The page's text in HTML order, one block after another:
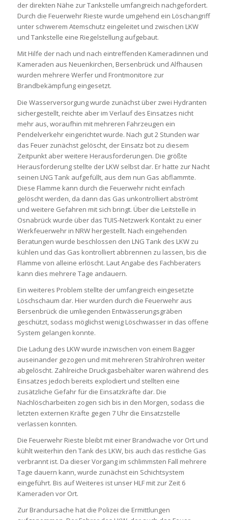
der direkten Nähe zur Tankstelle umfangreich nachgefordert.
Durch die Feuerwehr Rieste wurde umgehend ein Löschangriff
unter schwerem Atemschutz eingeleitet und zwischen LKW
und Tankstelle eine Riegelstellung aufgebaut.
Mit Hilfe der nach und nach eintreffenden Kameradinnen und
Kameraden aus Neuenkirchen, Bersenbrück und Alfhausen
wurden mehrere Werfer und Frontmonitore zur
Brandbekämpfung eingesetzt.
Die Wasserversorgung wurde zunächst über zwei Hydranten
sichergestellt, reichte aber im Verlauf des Einsatzes nicht
mehr aus, woraufhin mit mehreren Fahrzeugen ein
Pendelverkehr eingerichtet wurde. Nach gut 2 Stunden war
das Feuer zunächst gelöscht, der Einsatz bot zu diesem
Zeitpunkt aber weitere Herausforderungen. Die größte
Herausforderung stellte der LKW selbst dar. Er hatte zur Nacht
seinen LNG Tank aufgefüllt, aus dem nun Gas abflammte.
Diese Flamme kann durch die Feuerwehr nicht einfach
gelöscht werden, da dann das Gas unkontrolliert abströmt
und weitere Gefahren mit sich bringt. Über die Leitstelle in
Osnabrück wurde über das TUIS-Netzwerk Kontakt zu einer
Werkfeuerwehr in NRW hergestellt. Nach eingehenden
Beratungen wurde beschlossen den LNG Tank des LKW zu
kühlen und das Gas kontrolliert abbrennen zu lassen, bis die
Flamme von alleine erlöscht. Laut Angabe des Fachberaters
kann dies mehrere Tage andauern.
Ein weiteres Problem stellte der umfangreich eingesetzte
Löschschaum dar. Hier wurden durch die Feuerwehr aus
Bersenbrück die umliegenden Entwässerungsgräben
geschützt, sodass möglichst wenig Löschwasser in das offene
System gelangen konnte.
Die Ladung des LKW wurde inzwischen von einem Bagger
auseinander gezogen und mit mehreren Strahlrohren weiter
abgelöscht. Zahlreiche Druckgasbehälter waren während des
Einsatzes jedoch bereits explodiert und stellten eine
zusätzliche Gefahr für die Einsatzkräfte dar. Die
Nachlöscharbeiten zogen sich bis in den Morgen, sodass die
letzten externen Kräfte gegen 7 Uhr die Einsatzstelle
verlassen konnten.
Die Feuerwehr Rieste bleibt mit einer Brandwache vor Ort und
kühlt weiterhin den Tank des LKW, bis auch das restliche Gas
verbrannt ist. Da dieser Vorgang im schlimmsten Fall mehrere
Tage dauern kann, wurde zunächst ein Schichtsystem
eingeführt. Bis auf Weiteres ist unser HLF mit zur Zeit 6
Kameraden vor Ort.
Zur Brandursache hat die Polizei die Ermittlungen